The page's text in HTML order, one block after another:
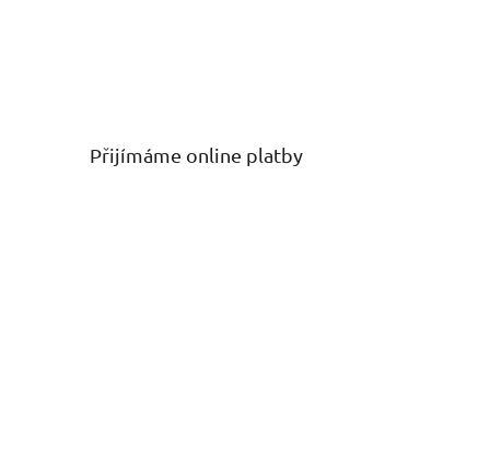
Přijímáme online platby